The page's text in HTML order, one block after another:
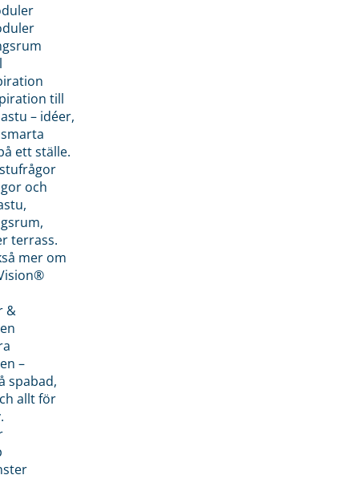
till
– idéer,
ett ställe.
och
terrass.
mer om
&
–
spabad,
allt för